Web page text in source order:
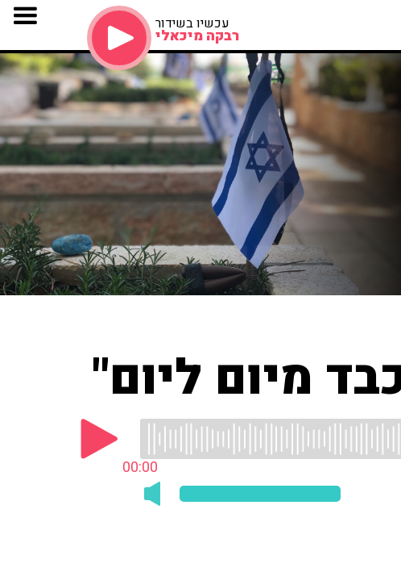
עכשיו בשידור
רבקה מיכאלי
מיום ליום"
00:00